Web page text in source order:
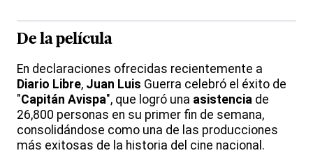
De lapelícula
En declaraciones ofrecidas recientemente a
Diario Libre, Juan Luis Guerra celebró el éxito de
"Capitán Avispa", que logró una asistencia de
26,800 personas en su primer fin de semana,
consolidándose como una de las producciones
más exitosas de la historia del cine nacional.